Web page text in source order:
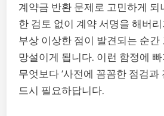
계약금 반환 문제로 고민하게 되
한 검토 없이 계약 서명을 해버
부상 이상한 점이 발견되는 순간
망설이게 됩니다. 이런 함정에
무엇보다 ‘사전에 꼼꼼한 점검과
드시 필요하답니다.